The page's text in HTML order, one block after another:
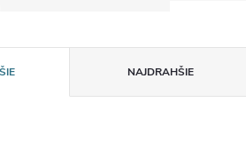
NAJDRAHŠIE